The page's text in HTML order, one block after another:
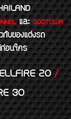
และGODTOWA
กับของแต่งรถ
อนใคร
20/
30